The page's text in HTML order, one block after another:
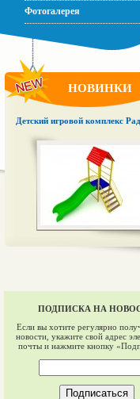
Фотогалерея
НОВИНКИ
Детский игровой комплекс
ПОДПИСКА НА
Если вы хотите регулярно
новости, укажите свой адрес
почты и нажмите кнопку